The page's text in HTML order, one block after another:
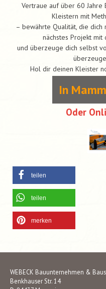
Vertraue auf über 60
Kleistern mit
– bewährte Qualität, die dich
nächstes Projekt
und überzeuge dich selbst
Hol dir deinen Kleister
In
Oder
teilen
teilen
merken
WEBECK Bauunternehmen &
Benkhauser Str. 14